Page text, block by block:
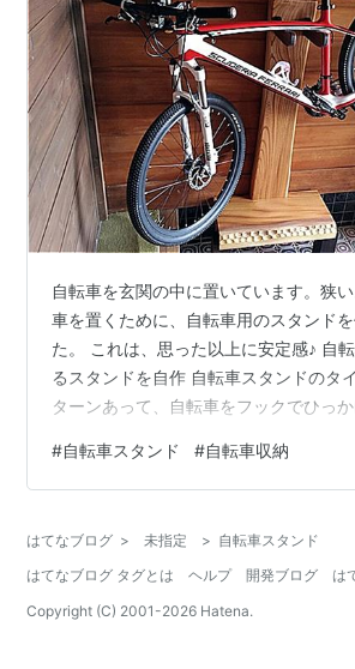
自転車を玄関の中に置いています。狭
車を置くために、自転車用のスタンド
た。 これは、思った以上に安定感♪ 自
るスタンドを自作 自転車スタンドのタ
ターンあって、自転車をフックでひっ
の自作しているサイトをみると、ツーバ
のフックで作っています。コストも安
のではもったいないので、今回は思い切
て分厚く作ってみました。って、厚い材
処置に困っていたのでちょうどよかった
#自転車スタンド #自転車収納
はてなブログ > 未指定 > 自転車スタンド
はてなブログ タグとは
ヘルプ 開発ブログ
は
Copyright (C) 2001-2026 Hatena.